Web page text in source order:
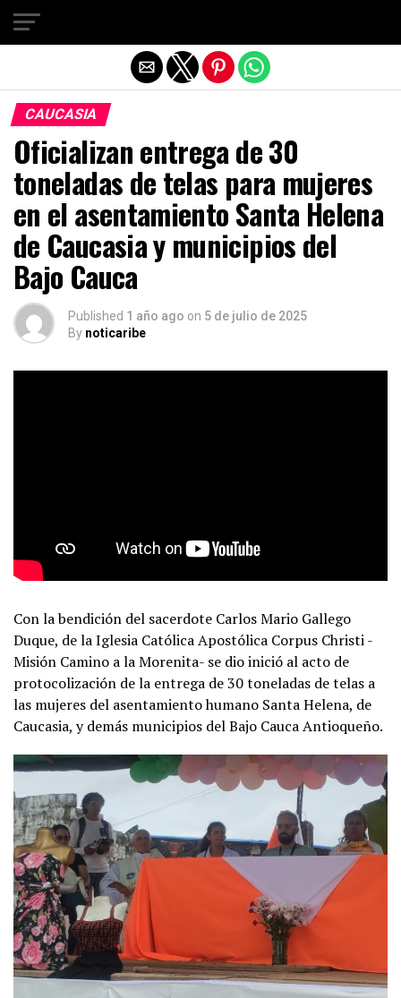
CAUCASIA
Oficializan entrega de 30
toneladas de telas para mujeres
en el asentamiento Santa Helena
de Caucasia y municipios del
Bajo Cauca
Published 1 año ago on 5 de julio de 2025
By noticaribe
Con la bendición del sacerdote Carlos Mario Gallego
Duque, de la Iglesia Católica Apostólica Corpus Christi -
Misión Camino a la Morenita- se dio inició al acto de
protocolización de la entrega de 30 toneladas de telas a
las mujeres del asentamiento humano Santa Helena, de
Caucasia, y demás municipios del Bajo Cauca Antioqueño.